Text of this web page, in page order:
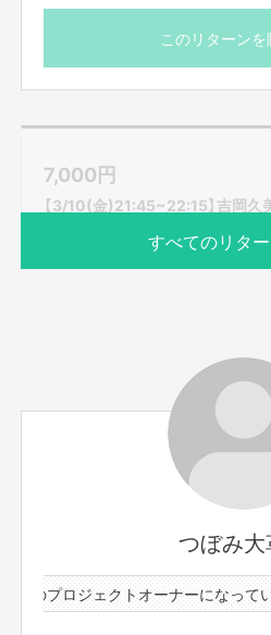
つぼみ
のプロジェクトオーナーになってい
このリターン
7,000円
【3/10(金)21:45~22:15】吉岡久
サポーター数
メンバー : 吉岡久美子
zoomにて30分間おしゃべりし
ムで順番に話しますので遅れて
そして後日、ホワイトデー写真
を書いたものと原画3枚プレゼ
送となります！
もっと見
すべてのリタ